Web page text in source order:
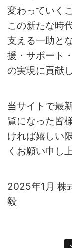
変わっていく
この新たな時
支える一助と
援・サポート
の実現に貢献
当サイトで最
覧になった皆
ければ嬉しい
くお願い申し
2025年1月 株
毅